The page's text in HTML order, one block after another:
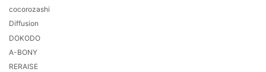
cocorozashi
Diffusion
DOKODO
A-BONY
RERAISE